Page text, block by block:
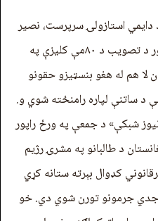
دایمي استازولۍ سرپرست، نصیر
احمد فایق، د ملګرو ملتونو د منشور د تصویب د ۸۰مې کلیزې په
لا هم له هغو بنسټیزو حقونو
ساتنې لپاره رامنځته شوي و.
شبکې» د جمعې په ورځ راپور
د طالبانو په مشرۍ رژیم
کډوال بېرته ستانه کړي
جرمونو تورن شوي دي. خو